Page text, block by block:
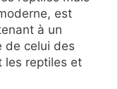
est
à un
de celui des
les reptiles et